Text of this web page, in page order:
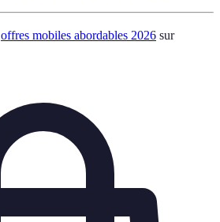
offres mobiles abordables 2026 sur